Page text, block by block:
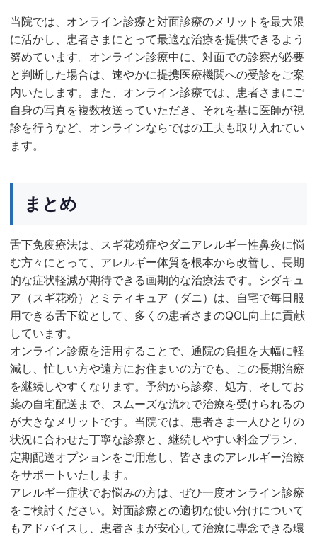
当院では、オンライン診療と対面診療のメリットを最大限
に活かし、患者さまにとって最適な治療を提供できるよう
努めています。オンライン診療中に、対面での診察が必要
と判断した場合は、速やかに提携医療機関への受診をご案
内いたします。また、オンライン診療では、患者さまにご
自身の写真を複数枚送っていただき、それを基に医師が視
診を行うなど、オンラインならではの工夫も取り入れてい
ます。
まとめ
舌下免疫療法は、スギ花粉症やダニアレルギー性鼻炎に悩
む方々にとって、アレルギー体質を根本から改善し、長期
的な症状軽減が期待できる画期的な治療法です。シダキュ
ア（スギ花粉）とミティキュア（ダニ）は、自宅で毎日服
用できる舌下錠として、多くの患者さまのQOL向上に貢献
しています。
オンライン診療を活用することで、通院の負担を大幅に軽
減し、忙しい方や遠方にお住まいの方でも、この長期治療
を継続しやすくなります。予約から診察、処方、そしてお
薬の自宅配送まで、スムーズな流れで治療を受けられるの
が大きなメリットです。当院では、患者さま一人ひとりの
状況に合わせた丁寧な診察と、継続しやすい料金プラン、
定期配送オプションをご用意し、皆さまのアレルギー治療
をサポートいたします。
アレルギー症状でお悩みの方は、ぜひ一度オンライン診療
をご検討ください。対面診療との適切な使い分けについて
もアドバイスし、患者さまが安心して治療に専念できる環